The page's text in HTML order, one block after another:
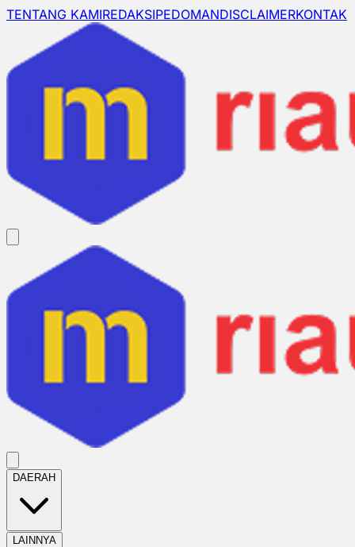
TENTANG KAMIREDAKSIPEDOMANDISCLAIMERKONTAK
DAERAH
LAINNYA